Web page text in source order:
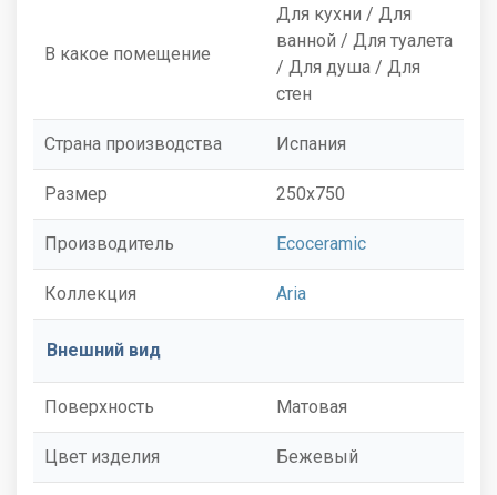
В какое помещение
Для кухни / Для
ванной / Для туалета
/ Для душа / Для
стен
Страна производства Испания
Размер 250x750
Производитель Ecoceramic
Коллекция Aria
Внешний вид
Поверхность Матовая
Цвет изделия Бежевый